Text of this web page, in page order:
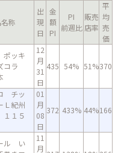
称
出
現
日
金
額
PI
PI
前週比
販売
店率
平
均
売
価
ッキ
コラ
12
月
31
日
435 54% 51%370
チッ
Ｌ紀州
１５
01
月
08
日
372 433% 44%166
ル い
11
月